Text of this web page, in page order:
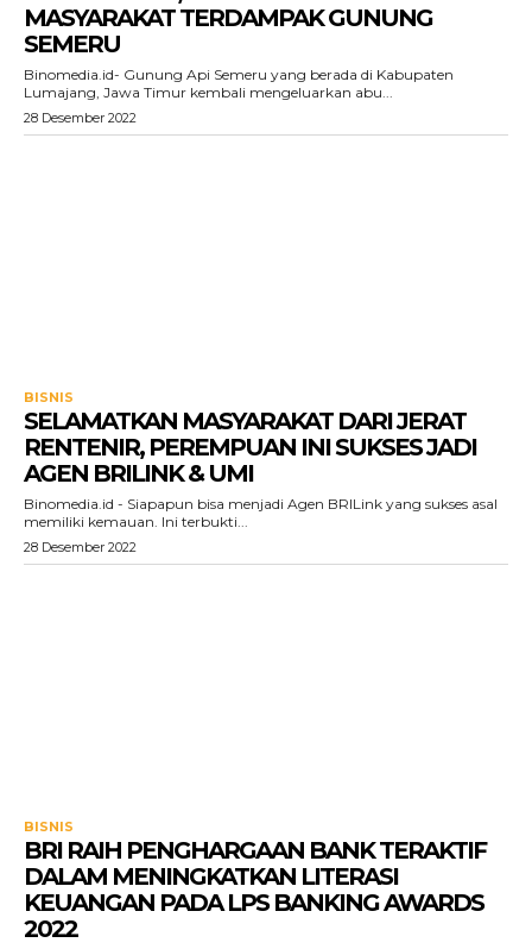
MASYARAKAT TERDAMPAK GUNUNG
SEMERU
Binomedia.id- Gunung Api Semeru yang berada di Kabupaten
Lumajang, Jawa Timur kembali mengeluarkan abu...
28 Desember 2022
BISNIS
SELAMATKAN MASYARAKAT DARI JERAT
RENTENIR, PEREMPUAN INI SUKSES JADI
AGEN BRILINK & UMI
Binomedia.id - Siapapun bisa menjadi Agen BRILink yang sukses asal
memiliki kemauan. Ini terbukti...
28 Desember 2022
BISNIS
BRI RAIH PENGHARGAAN BANK TERAKTIF
DALAM MENINGKATKAN LITERASI
KEUANGAN PADA LPS BANKING AWARDS
2022